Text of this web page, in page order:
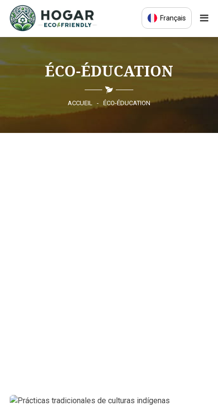
Français
ÉCO-ÉDUCATIONÉCO-ÉDUCATION
ACCUEIL - ÉCO-ÉDUCATION